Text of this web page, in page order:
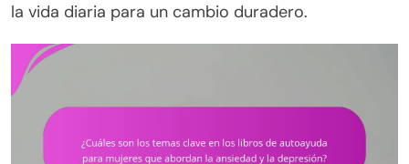
la vida diaria para un cambio duradero.